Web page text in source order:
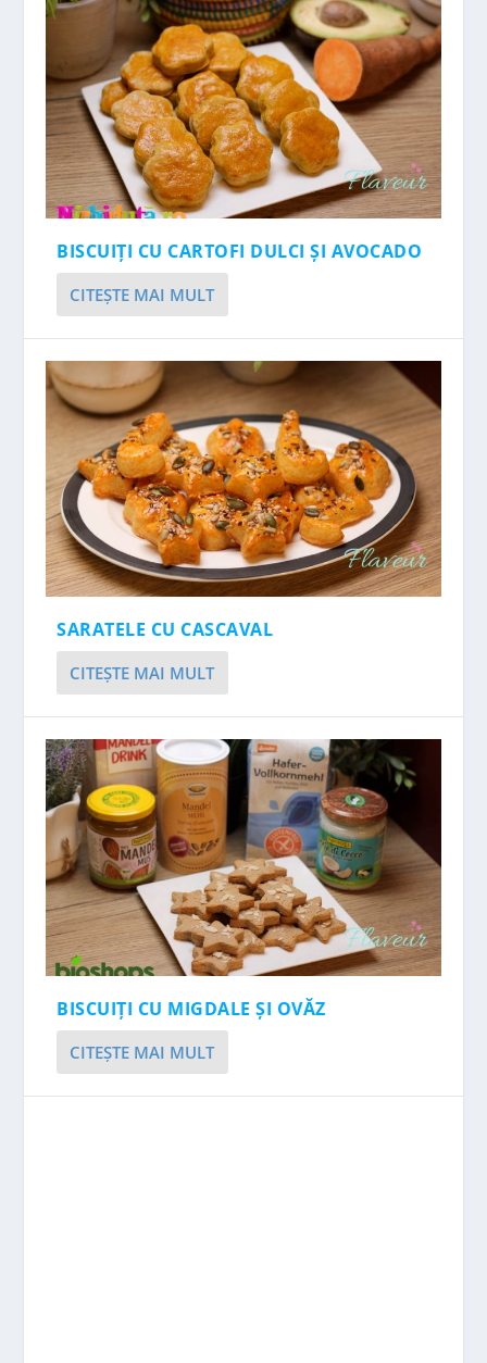
BISCUIȚI CU CARTOFI DULCI ȘI AVOCADO
CITEŞTE MAI MULT
SARATELE CU CASCAVAL
CITEŞTE MAI MULT
BISCUIȚI CU MIGDALE ȘI OVĂZ
CITEŞTE MAI MULT